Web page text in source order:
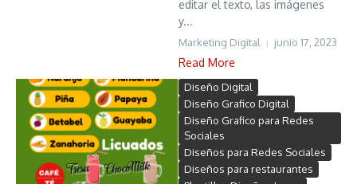
editar el texto, las imágenes
y...
Marketing Digital junio 17, 2023
Read More
Diseño Digital
Diseño Grafico Digital
Diseño Grafico para Redes
Sociales
Diseños para Redes Sociales
Diseños para restaurantes